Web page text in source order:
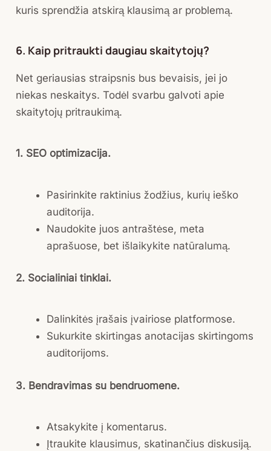
kuris sprendžia atskirą klausimą ar problemą.
6. Kaip pritraukti daugiau skaitytojų?
Net geriausias straipsnis bus bevaisis, jei jo
niekas neskaitys. Todėl svarbu galvoti apie
skaitytojų pritraukimą.
1. SEO optimizacija.
Pasirinkite raktinius žodžius, kurių ieško
auditorija.
Naudokite juos antraštėse, meta
aprašuose, bet išlaikykite natūralumą.
2. Socialiniai tinklai.
Dalinkitės įrašais įvairiose platformose.
Sukurkite skirtingas anotacijas skirtingoms
auditorijoms.
3. Bendravimas su bendruomene.
Atsakykite į komentarus.
Įtraukite klausimus, skatinančius diskusiją.